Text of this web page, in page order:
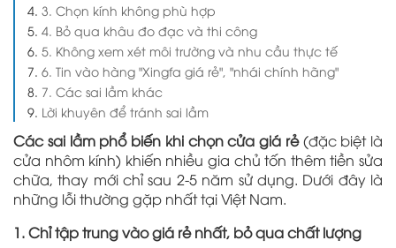
3. Chọn kính không phù hợp
4. Bỏ qua khâu đo đạc và thi công
5. Không xem xét môi trường và nhu cầu thực tế
6. Tin vào hàng "Xingfa giá rẻ", "nhái chính hãng"
7. Các sai lầm khác
Lời khuyên để tránh sai lầm
Các sai lầm phổ biến khi chọn cửa giá rẻ(đặc biệt là
cửa nhôm kính) khiến nhiều gia chủ tốn thêm tiền sửa
chữa, thay mới chỉ sau 2-5 năm sử dụng. Dưới đây là
những lỗi thường gặp nhất tại Việt Nam.
1. Chỉ tập trung vào giá rẻ nhất, bỏ qua chất lượng